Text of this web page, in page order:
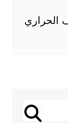
الحراري